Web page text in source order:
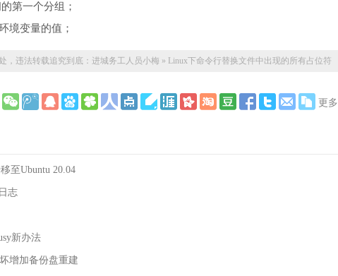
第一个分组；
境变量的值；
，违法转载追究到底： 进城务工人员小梅 » Linux下命令行替换文件中出现的所有占位符
更多
至Ubuntu 20.04
志
新办法
增加备份盘重建